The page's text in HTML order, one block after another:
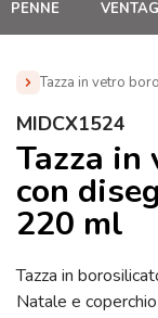
PENNE
Tazza in vetro
Home » Gadget
(MIDCX1524)
MIDCX1524
Tazza
con
220 ml
Tazza in
Natale e